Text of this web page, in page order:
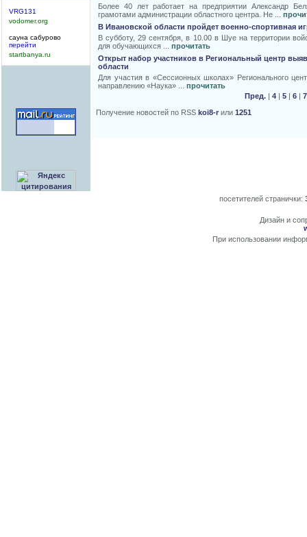
VRG131
vodomer.org
сауна сабурово
перейти
startbanya.ru
Более 40 лет работает на предприятии Александр
грамотами администрации областного центра. Не ...
В Ивановской области пройдет военно-спортивная
В субботу, 29 сентября, в 10.00 в Шуе на территории
для обучающихся ... прочитать
Открыт набор участников в Региональный центр
области
Для участия в «Сессионных школах» Регионального
направлению «Наука» ... прочитать
Пред. | 4 | 5 | 6 | 7
Получение новостей по RSS koi8-r или 1251
посетителей странички:
Дизайн и
При использовании